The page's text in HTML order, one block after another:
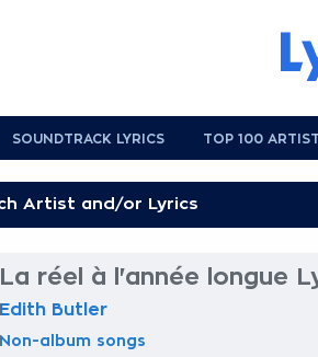
SOUNDTRACK LYRICS TOP 100
La réel à l'année longue
Edith Butler
Non-album songs